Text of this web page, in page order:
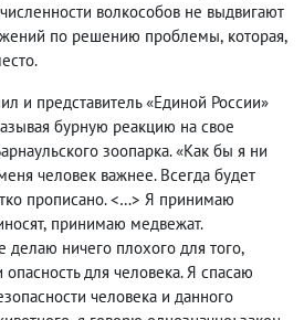
волкособов не выдвигают
по решению проблемы, которая,
и представитель «Единой России»
бурную реакцию на свое
зоопарка. «Как бы я ни
человек важнее. Всегда будет
прописано. <…> Я принимаю
, принимаю медвежат.
ничего плохого для того,
для человека. Я спасаю
человека и данного